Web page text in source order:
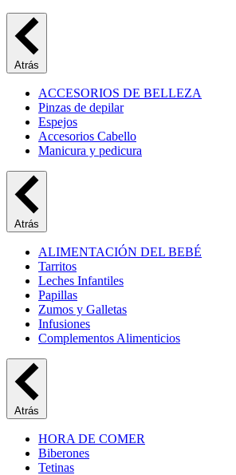
Atrás
ACCESORIOS DE BELLEZA
Pinzas de depilar
Espejos
Accesorios Cabello
Manicura y pedicura
Atrás
ALIMENTACIÓN DEL BEBÉ
Tarritos
Leches Infantiles
Papillas
Zumos y Galletas
Infusiones
Complementos Alimenticios
Atrás
HORA DE COMER
Biberones
Tetinas